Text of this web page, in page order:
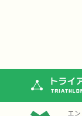
トライア